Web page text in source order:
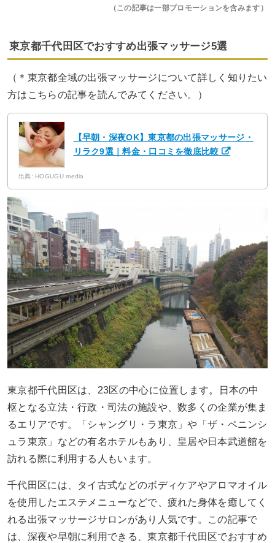
（この記事は一部プロモーションを含みます）
東京都千代田区でおすすめ出張マッサージ5選
（＊東京都全域の出張マッサージについて詳しく知りたい
方はこちらの記事を読んでみてください。）
【早朝・深夜OK】東京都の出張マッサージ・
リラク9選｜料金・口コミを徹底比較
出典: HOGUGU media
東京都千代田区は、23区の中心に位置します。日本の中
枢となる立法・行政・司法の施設や、数多くの企業が集ま
るエリアです。「シャングリ・ラ東京」や「ザ・ペニンシ
ュラ東京」などの有名ホテルもあり、皇居や日本武道館を
訪れる際に利用する人もいます。
千代田区には、タイ古式などのボディケアやアロマオイル
を使用したエステメニューなどで、疲れた身体を癒してく
れる出張マッサージサロンがあり人気です。この記事で
は、深夜や早朝に利用できる、東京都千代田区でおすすめ